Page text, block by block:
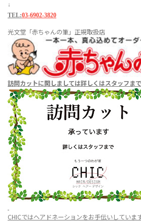
↓
TEL:03-6902-3820
光文堂「赤ちゃんの筆」正規取扱店
訪問カットに関しましては詳しくはスタッフまで
CHICではヘアドネーションをお手伝いしています